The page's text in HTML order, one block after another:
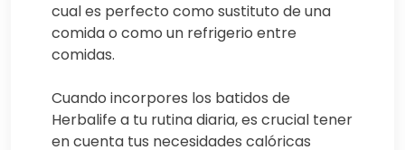
cual es perfecto como sustituto de una
comida o como un refrigerio entre
comidas.
Cuando incorpores los batidos de
Herbalife a tu rutina diaria, es crucial tener
en cuenta tus necesidades calóricas